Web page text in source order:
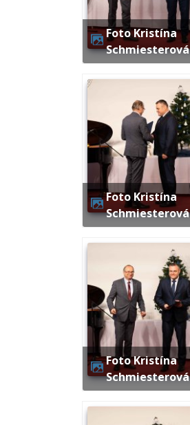
Foto Kristína
Schmiesterová
Foto Kristína
Schmiesterová
Foto Kristína
Schmiesterová